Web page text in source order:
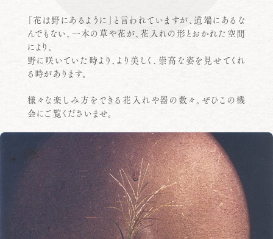
「花は野にあるように」と言われていますが、道端にあるな
んでもない、一本の草や花が、花入れの形とおかれた空間
により、
野に咲いていた時より、より美しく、崇高な姿を見せてくれ
る時があります。
様々な楽しみ方をできる花入れや器の数々。ぜひこの機
会にご覧くださいませ。